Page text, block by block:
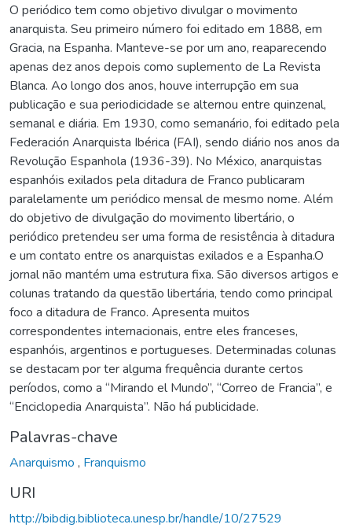
O periódico tem como objetivo divulgar o movimento
anarquista. Seu primeiro número foi editado em 1888, em
Gracia, na Espanha. Manteve-se por um ano, reaparecendo
apenas dez anos depois como suplemento de La Revista
Blanca. Ao longo dos anos, houve interrupção em sua
publicação e sua periodicidade se alternou entre quinzenal,
semanal e diária. Em 1930, como semanário, foi editado pela
Federación Anarquista Ibérica (FAI), sendo diário nos anos da
Revolução Espanhola (1936-39). No México, anarquistas
espanhóis exilados pela ditadura de Franco publicaram
paralelamente um periódico mensal de mesmo nome. Além
do objetivo de divulgação do movimento libertário, o
periódico pretendeu ser uma forma de resistência à ditadura
e um contato entre os anarquistas exilados e a Espanha.O
jornal não mantém uma estrutura fixa. São diversos artigos e
colunas tratando da questão libertária, tendo como principal
foco a ditadura de Franco. Apresenta muitos
correspondentes internacionais, entre eles franceses,
espanhóis, argentinos e portugueses. Determinadas colunas
se destacam por ter alguma frequência durante certos
períodos, como a “Mirando el Mundo”, “Correo de Francia”, e
“Enciclopedia Anarquista”. Não há publicidade.
Palavras-chave
Anarquismo , Franquismo
URI
http://bibdig.biblioteca.unesp.br/handle/10/27529